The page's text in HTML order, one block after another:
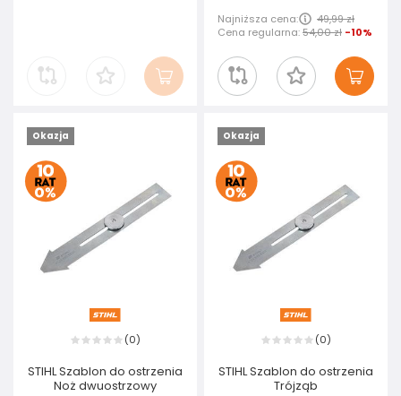
Najniższa cena:
49,99 zł
Cena regularna:54,00 zł -10%
Okazja
(0)
STIHL Szablon do ostrzenia
Noż dwuostrzowy
Okazja
(0)
STIHL Szablon do ostrzenia
Trójząb